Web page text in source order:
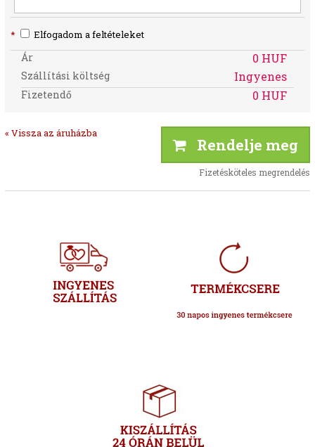
* Elfogadom a feltételeket
Ár 0 HUF
Szállítási költség Ingyenes
Fizetendő 0 HUF
« Vissza az áruházba
Rendelje meg
Fizetésköteles megrendelés